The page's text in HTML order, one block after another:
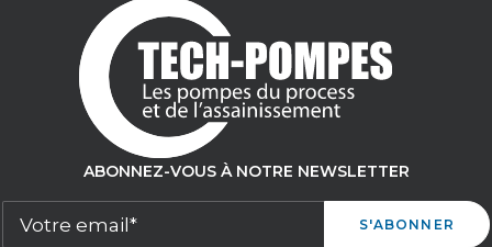
ABONNEZ-VOUS À NOTRE NEWSLETTER